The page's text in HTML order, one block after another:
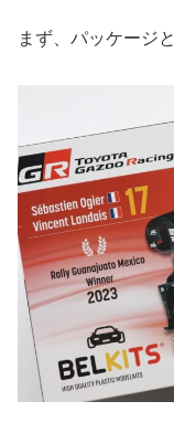
まず、パッケージ